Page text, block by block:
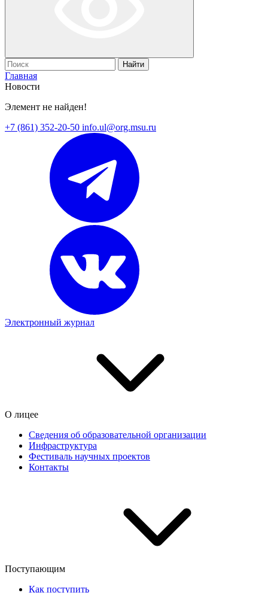
Найти
Главная
Новости
Элемент не найден!
+7 (861) 352-20-50 info.ul@org.msu.ru
Электронный журнал
О лицее
Сведения об образовательной организации
Инфраструктура
Фестиваль научных проектов
Контакты
Поступающим
Как поступить